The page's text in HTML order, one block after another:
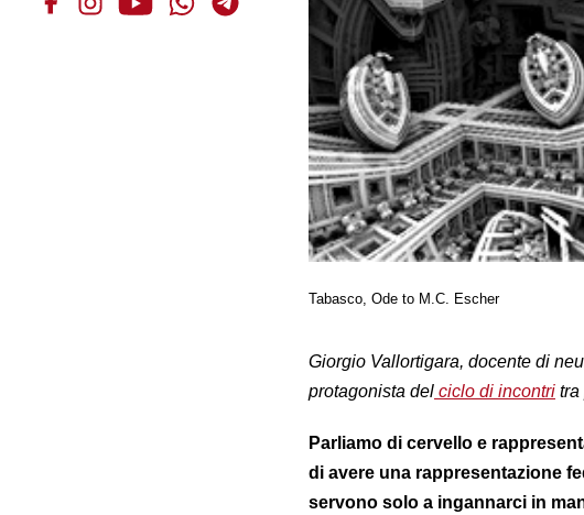
Tabasco, Ode to M.C. Escher
Giorgio Vallortigara, docente di
protagonista del ciclo di incontri tra
Parliamo di cervello e
di avere una rappresentazione
servono solo a ingannarci in